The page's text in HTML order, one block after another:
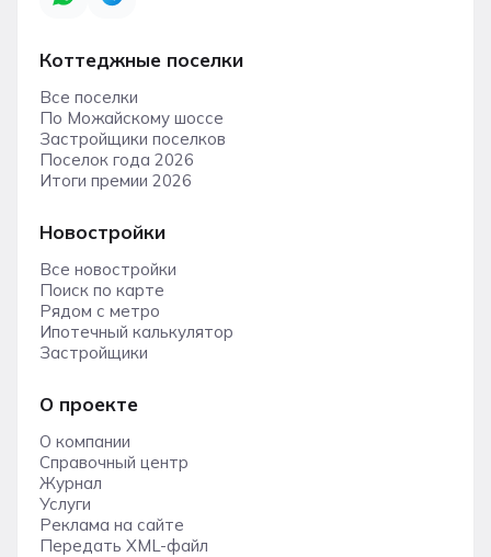
Коттеджные поселки
Все поселки
По Можайскому шоссе
Застройщики поселков
Поселок года 2026
Итоги премии 2026
Новостройки
Все новостройки
Поиск по карте
Рядом с метро
Ипотечный калькулятор
Застройщики
О проекте
О компании
Справочный центр
Журнал
Услуги
Реклама на сайте
Передать XML-файл